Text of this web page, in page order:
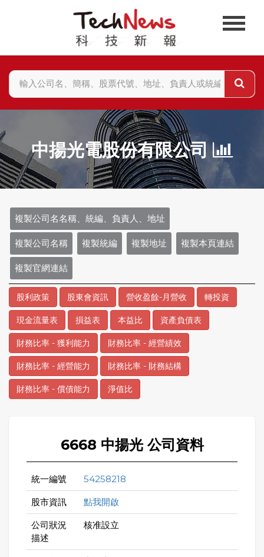
中揚光電股份有限公司
複製公司名名稱、統編、負責人、地址
複製公司名稱 複製統編 複製地址 複製本頁連結
複製官網連結
股利政策 股東會資訊 營收盈餘-月營收 轉投資
現金流量表 損益表 本益比 資產負債表
財務比率 - 獲利能力 財務比率 - 經營績效
財務比率 - 經營能力 財務比率 - 財務結構
財務比率 - 償債能力 淨值比
6668 中揚光 公司資料
統一編號 54258218
股市資訊 點我開啟
公司狀況
描述
核准設立